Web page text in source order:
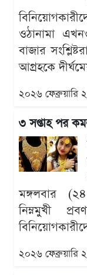
ওঠানামা
বাজার
আগ্রহকে
২০২৬
৩ সপ্তাহ পর
মঙ্গলবার
নিম্নমুখী
২০২৬